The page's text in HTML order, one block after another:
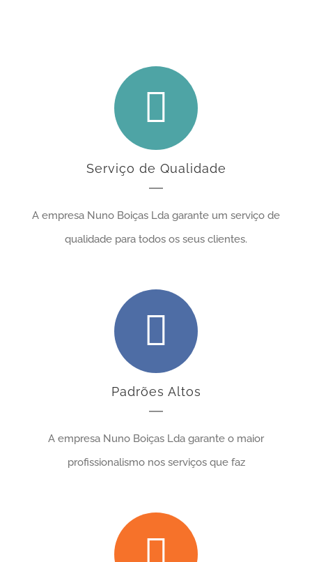
Serviço de Qualidade
A empresa Nuno Boiças Lda garante um serviço de
qualidade para todos os seus clientes.
Padrões Altos
A empresa Nuno Boiças Lda garante o maior
profissionalismo nos serviços que faz